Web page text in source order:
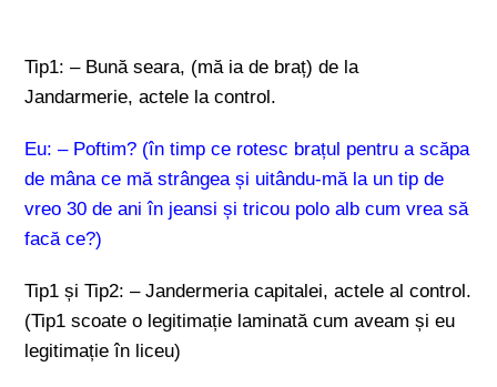
Tip1: – Bună seara, (mă ia de braț) de la
Jandarmerie, actele la control.
Eu: – Poftim? (în timp ce rotesc brațul pentru a scăpa
de mâna ce mă strângea și uitându-mă la un tip de
vreo 30 de ani în jeansi și tricou polo alb cum vrea să
facă ce?)
Tip1 și Tip2: – Jandermeria capitalei, actele al control.
(Tip1 scoate o legitimație laminată cum aveam și eu
legitimație în liceu)